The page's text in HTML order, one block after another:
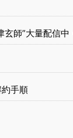
師”大量配信中
手順